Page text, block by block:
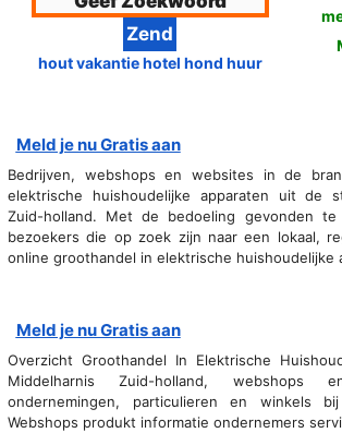
hout vakantie hotel hond huur
Meld je nu Gratis aan
Bedrijven, webshops en websites in de
elektrische huishoudelijke apparaten uit de
Zuid-holland. Met de bedoeling gevonden
bezoekers die op zoek zijn naar een lokaal,
online groothandel in elektrische huishoudelijke
Meld je nu Gratis aan
Overzicht Groothandel In Elektrische
Middelharnis Zuid-holland, webshops
ondernemingen, particulieren en winkels
Webshops produkt informatie ondernemers